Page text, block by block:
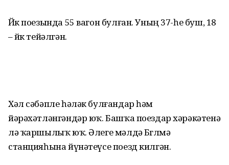
Йөк поезында 55 вагон булған. Уның 37-һе буш, 18
– йөк тейәлгән.
Хәл сәбәпле һәләк булғандар һәм
йәрәхәтләнгәндәр юҡ. Башҡа поездар хәрәкәтенә
лә ҡаршылыҡ юҡ. Әлеге мәлдә Бөгөлмә
станцияһына йүнәтеүсе поезд килгән.